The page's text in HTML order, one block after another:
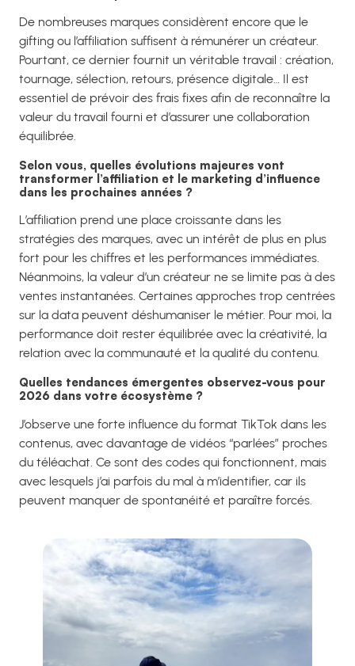
De nombreuses marques considèrent encore que le
gifting ou l’affiliation suffisent à rémunérer un créateur.
Pourtant, ce dernier fournit un véritable travail : création,
tournage, sélection, retours, présence digitale… Il est
essentiel de prévoir des frais fixes afin de reconnaître la
valeur du travail fourni et d’assurer une collaboration
équilibrée.
Selon vous, quelles évolutions majeures vont
transformer l’affiliation et le marketing d’influence
dans les prochaines années ?
L’affiliation prend une place croissante dans les
stratégies des marques, avec un intérêt de plus en plus
fort pour les chiffres et les performances immédiates.
Néanmoins, la valeur d’un créateur ne se limite pas à des
ventes instantanées. Certaines approches trop centrées
sur la data peuvent déshumaniser le métier. Pour moi, la
performance doit rester équilibrée avec la créativité, la
relation avec la communauté et la qualité du contenu.
Quelles tendances émergentes observez-vous pour
2026 dans votre écosystème ?
J’observe une forte influence du format TikTok dans les
contenus, avec davantage de vidéos “parlées” proches
du téléachat. Ce sont des codes qui fonctionnent, mais
avec lesquels j’ai parfois du mal à m’identifier, car ils
peuvent manquer de spontanéité et paraître forcés.